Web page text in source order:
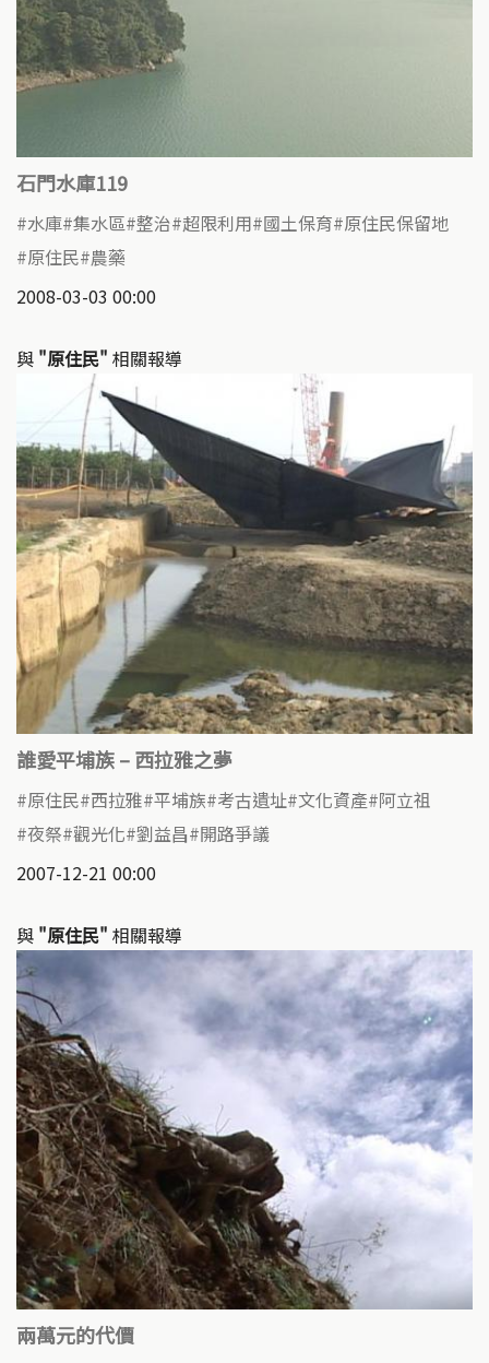
石門水庫119
水庫 集水區 整治 超限利用 國土保育 原住民保留地
原住民 農藥
2008-03-03 00:00
與 "原住民" 相關報導
誰愛平埔族 – 西拉雅之夢
原住民 西拉雅 平埔族 考古遺址 文化資產 阿立祖
夜祭 觀光化 劉益昌 開路爭議
2007-12-21 00:00
與 "原住民" 相關報導
兩萬元的代價